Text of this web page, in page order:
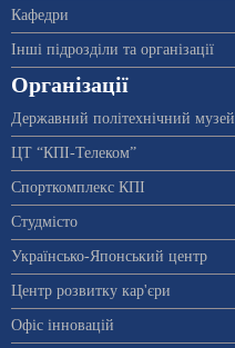
Кафедри
Інші підрозділи та організації
Організації
Державний політехнічний музей
ЦТ “КПІ-Телеком”
Спорткомплекс КПІ
Студмісто
Українсько-Японський центр
Центр розвитку кар'єри
Офіс інновацій